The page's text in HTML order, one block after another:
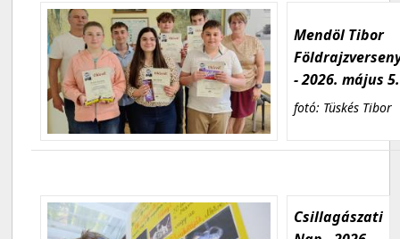
Mendöl Tibor
- 2026. május 5.
fotó: Tüskés Tibor
Csillagászati